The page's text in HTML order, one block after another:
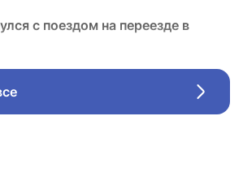
с поездом на переезде в